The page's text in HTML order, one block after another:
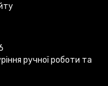
ручної роботи та